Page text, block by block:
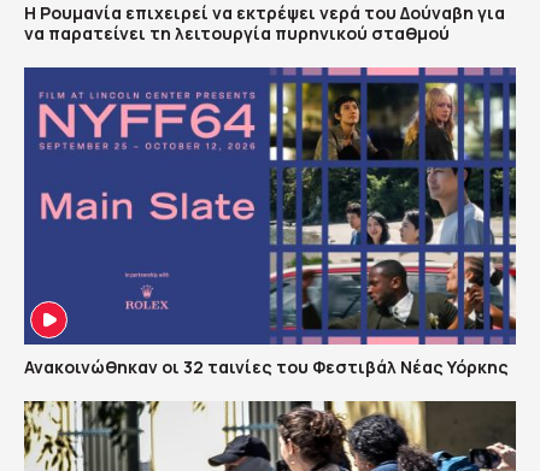
Η Ρουμανία επιχειρεί να εκτρέψει νερά του Δούναβη για
να παρατείνει τη λειτουργία πυρηνικού σταθμού
Ανακοινώθηκαν οι 32 ταινίες του Φεστιβάλ Νέας Υόρκης